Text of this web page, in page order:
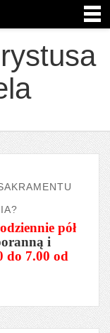
pół
i
do 7.00 od